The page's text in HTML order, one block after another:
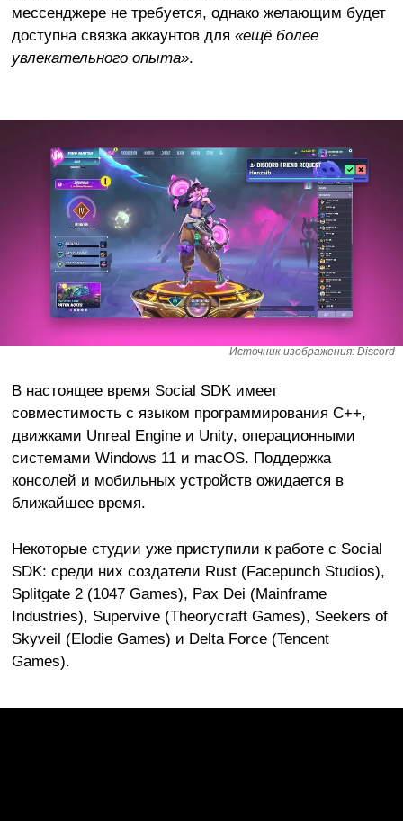
мессенджере не требуется, однако желающим будет
доступна связка аккаунтов для «ещё более
увлекательного опыта».
Источник изображения: Discord
В настоящее время Social SDK имеет
совместимость с языком программирования C++,
движками Unreal Engine и Unity, операционными
системами Windows 11 и macOS. Поддержка
консолей и мобильных устройств ожидается в
ближайшее время.
Некоторые студии уже приступили к работе с Social
SDK: среди них создатели Rust (Facepunch Studios),
Splitgate 2 (1047 Games), Pax Dei (Mainframe
Industries), Supervive (Theorycraft Games), Seekers of
Skyveil (Elodie Games) и Delta Force (Tencent
Games).